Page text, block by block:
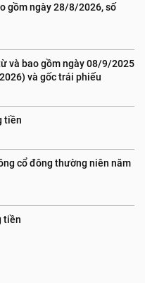
gồm ngày 28/8/2026, số
và bao gồm ngày 08/9/2025
và gốc trái phiếu
tiền
cổ đông thường niên năm
tiền